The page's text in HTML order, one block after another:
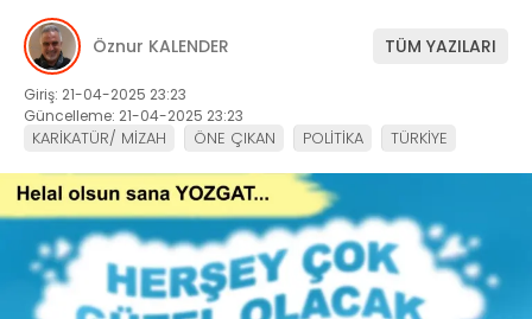
Öznur KALENDER TÜM YAZILARI
Giriş: 21-04-2025 23:23
Güncelleme: 21-04-2025 23:23
KARİKATÜR/ MİZAH ÖNE ÇIKAN POLİTİKA TÜRKİYE